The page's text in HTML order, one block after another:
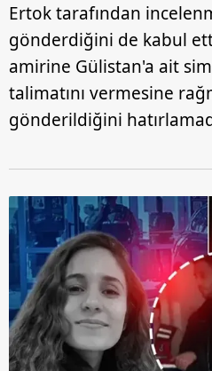
Ertok tarafından
gönderdiğini de kabul
amirine Gülistan'a ait
talimatını vermesine
gönderildiğini